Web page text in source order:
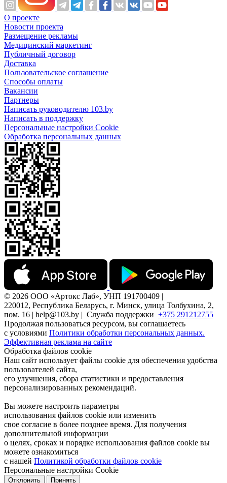
О проекте
Новости проекта
Размещение рекламы
Медицинский маркетинг
Публичный договор
Доставка
Пользовательское соглашение
Способы оплаты
Вакансии
Партнеры
Написать руководителю 103.by
Написать в поддержку
Персональные настройки Cookie
Обработка персональных данных
© 2026 ООО «Артокс Лаб», УНП 191700409 |
220012, Республика Беларусь, г. Минск, улица Толбухина, 2,
пом. 16 | help@103.by | Служба поддержки +375 291212755
Продолжая пользоваться ресурсом, вы соглашаетесь
с условиями Политики обработки персональных данных.
Эффективная реклама на сайте
Обработка файлов cookie
Наш сайт использует файлы cookie для обеспечения удобства
пользователей сайта,
его улучшения, сбора статистики и предоставления
персонализированных рекомендаций.
Вы можете настроить параметры
использования файлов cookie или изменить
свое согласие в более позднее время. Для получения
дополнительной информации
о целях, сроках и порядке использования файлов cookie вы
можете ознакомиться
с нашей Политикой обработки файлов cookie
Персональные настройки Cookie
Отклонить Принять